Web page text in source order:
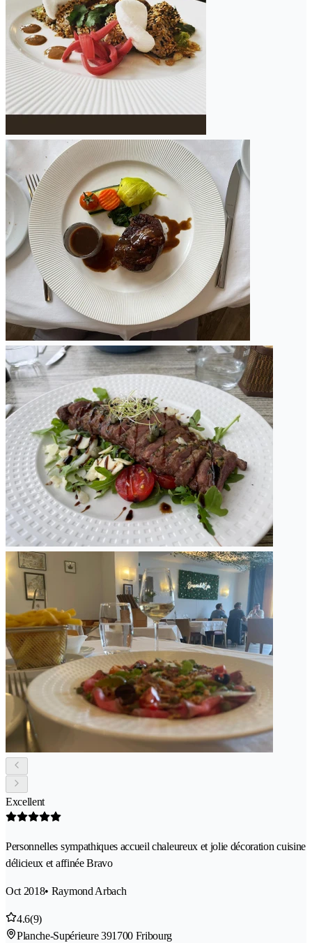
Excellent
Personnelles sympathiques accueil chaleureux et jolie décoration cuisine
délicieux et affinée Bravo
Oct 2018• Raymond Arbach
4.6(9)
Planche-Supérieure 391700 Fribourg